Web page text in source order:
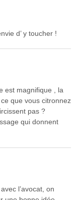
d’ y toucher !
est magnifique , la
que vous citronnez
pas ?
qui donnent
l’avocat, on